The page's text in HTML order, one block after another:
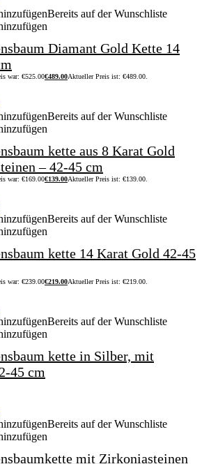
Bereits auf der Wunschliste
Diamant Gold Kette 14
war: €525.00€489.00Aktueller Preis ist: €489.00.
Bereits auf der Wunschliste
kette aus 8 Karat Gold
– 42-45 cm
war: €169.00€139.00Aktueller Preis ist: €139.00.
Bereits auf der Wunschliste
kette 14 Karat Gold 42-45
war: €239.00€219.00Aktueller Preis ist: €219.00.
Bereits auf der Wunschliste
kette in Silber, mit
45 cm
Bereits auf der Wunschliste
mit Zirkoniasteinen